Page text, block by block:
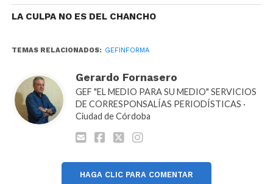
LA CULPA NO ES DEL CHANCHO
TEMAS RELACIONADOS: GEFINFORMA
Gerardo Fornasero
GEF "EL MEDIO PARA SU MEDIO" SERVICIOS
DE CORRESPONSALÍAS PERIODÍSTICAS ·
Ciudad de Córdoba
HAGA CLIC PARA COMENTAR